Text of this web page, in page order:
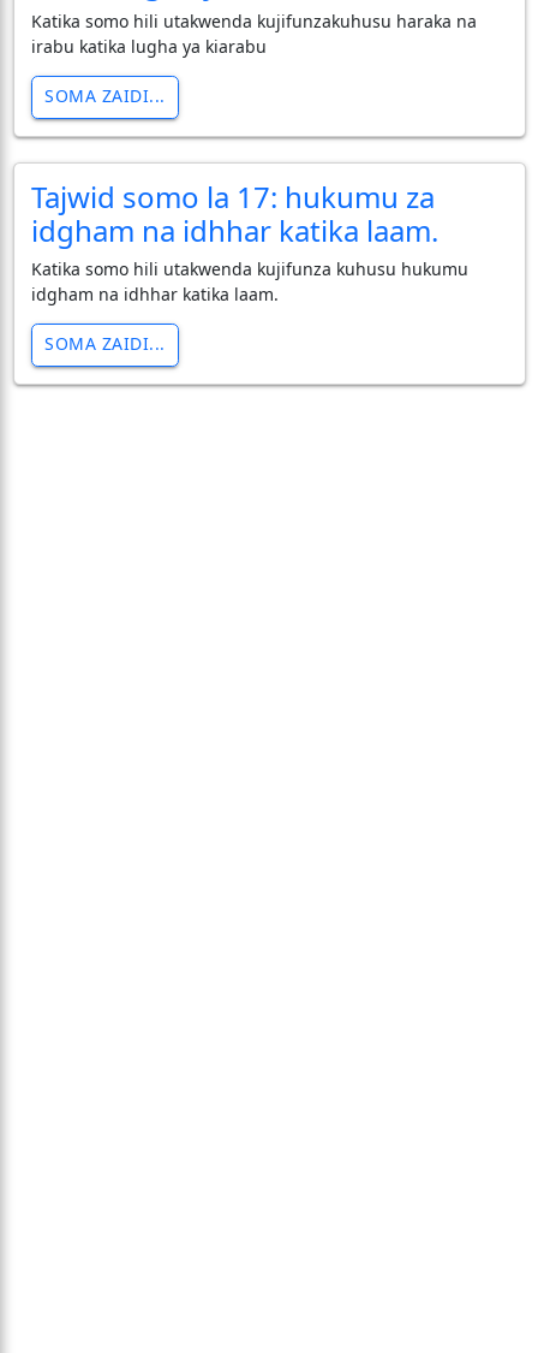
Katika somo hili utakwenda kujifunzakuhusu haraka na
irabu katika lugha ya kiarabu
SOMA ZAIDI...
Tajwid somo la 17: hukumu za
idgham na idhhar katika laam.
Katika somo hili utakwenda kujifunza kuhusu hukumu
idgham na idhhar katika laam.
SOMA ZAIDI...